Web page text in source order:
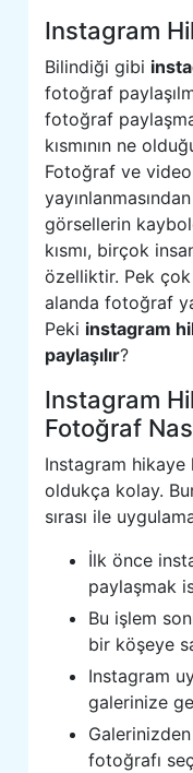
Instagram
Bilindiği gibi
fotoğraf
fotoğraf
kısmının ne
Fotoğraf ve
görsellerin
kısmı, birçok
özelliktir. Pek çok
alanda fotoğraf
Peki instagram
paylaşılır?
Instagram
Fotoğraf
Instagram hikaye
oldukça kolay.
sırası ile
İlk önce
paylaşmak
Bu işlem
bir köşeye
Instagram
galerinize
fotoğrafı